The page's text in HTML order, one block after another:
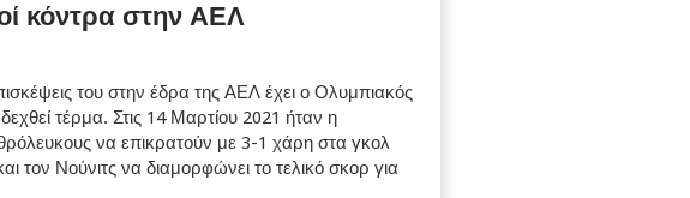
κόντρα στην ΑΕΛ
του στην έδρα της ΑΕΛ έχει ο Ολυμπιακός
τέρμα. Στις 14 Μαρτίου 2021 ήταν η
να επικρατούν με 3-1 χάρη στα γκολ
Νούνιτς να διαμορφώνει το τελικό σκορ για